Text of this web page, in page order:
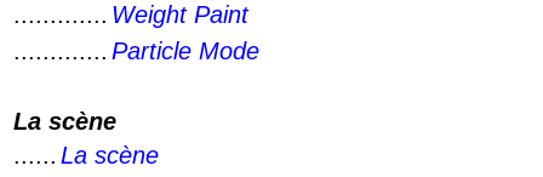
............. Weight Paint
............. Particle Mode
La scène
...... La scène